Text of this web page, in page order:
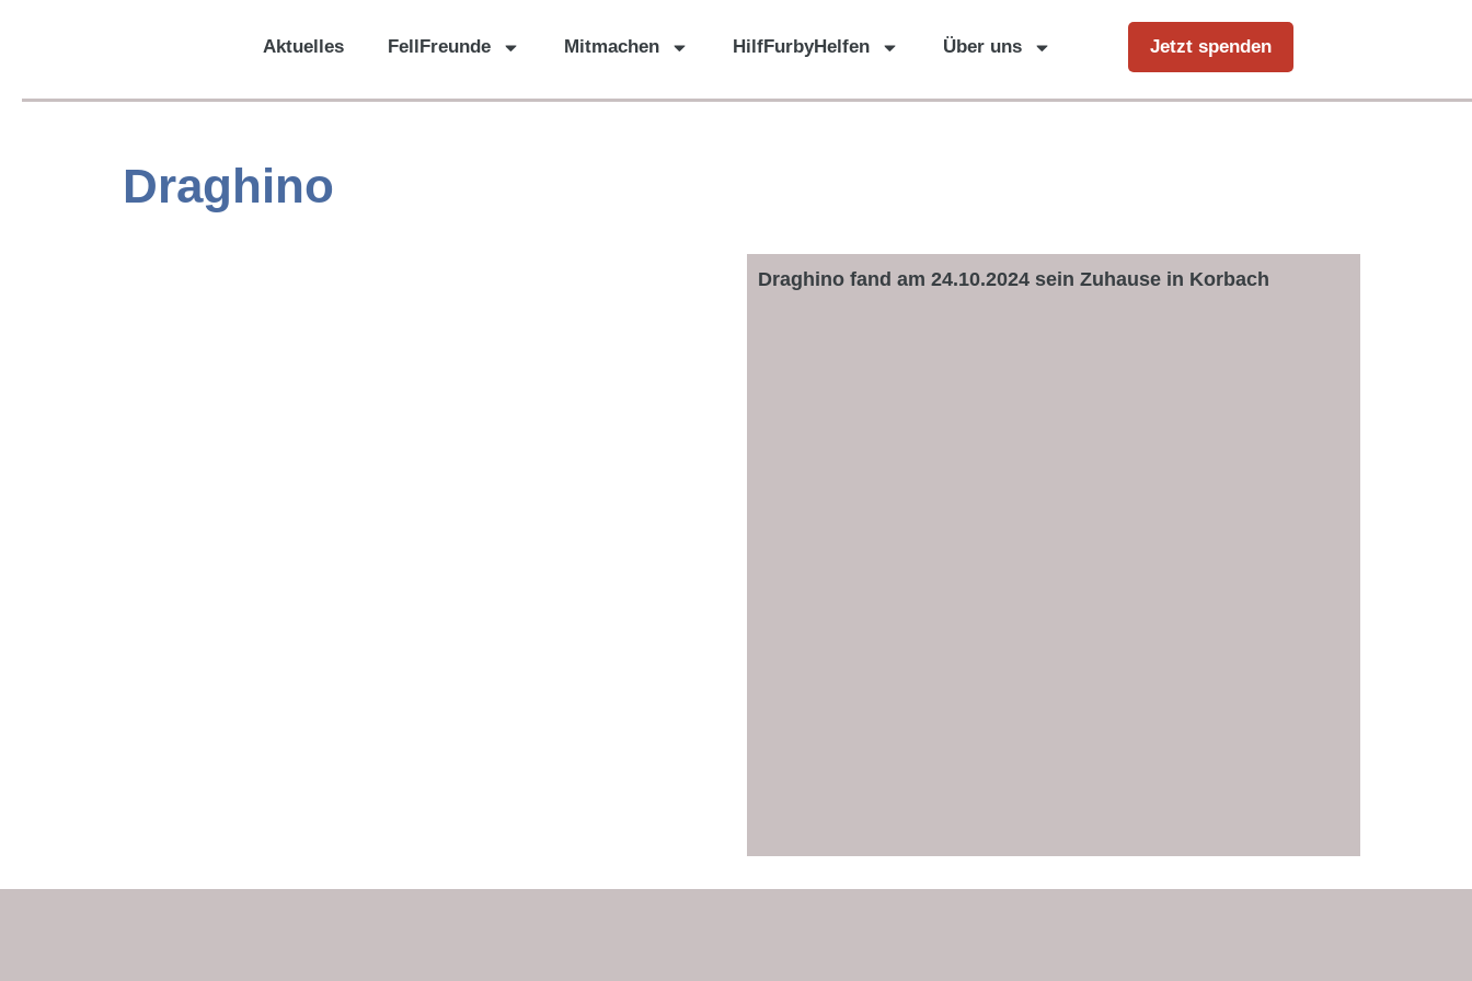
Aktuelles FellFreunde Mitmachen HilfFurbyHelfen Über uns Jetzt spenden
Draghino
Draghino fand am 24.10.2024 sein Zuhause in Korbach